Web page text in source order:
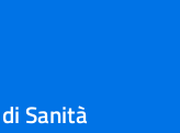
Sanità